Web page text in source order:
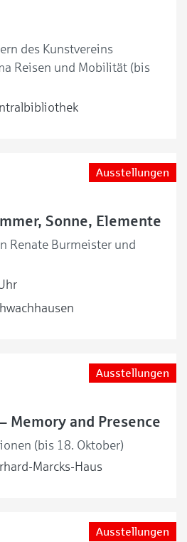
des Kunstvereins
Reisen und Mobilität (bis
Ausstellungen
Sonne, Elemente
Renate Burmeister und
Ausstellungen
Memory and Presence
(bis 18. Oktober)
Marcks-Haus
Ausstellungen